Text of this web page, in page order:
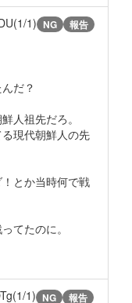
1) NG 報告
だ？
人祖先だろ。
現代朝鮮人の先
とか当時何で戦
てたのに。
1) NG 報告